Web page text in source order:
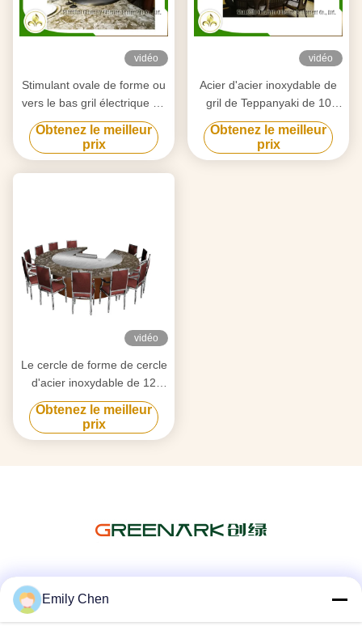
vidéo
Stimulant ovale de forme ou
vers le bas gril électrique de
Teppanyaki d'appareils de
chauffage de tube
d'épuisement pour l'usage à
la maison
Obtenez le meilleur
prix
vidéo
Acier d'acier inoxydable de
gril de Teppanyaki de 10
sièges et allié japonais de
chauffage
électromagnétique
Obtenez le meilleur
prix
vidéo
Le cercle de forme de cercle
d'acier inoxydable de 12
sièges forment le Tableau
japonais de Teppanyaki
Obtenez le meilleur
prix
Emily Chen